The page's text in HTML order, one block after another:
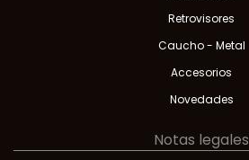
Retrovisores
Caucho - Metal
Accesorios
Novedades
Notas legales